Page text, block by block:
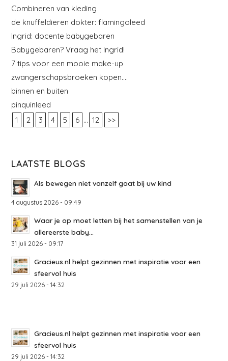
Combineren van kleding
de knuffeldieren dokter: flamingoleed
Ingrid: docente babygebaren
Babygebaren? Vraag het Ingrid!
7 tips voor een mooie make-up
zwangerschapsbroeken kopen….
binnen en buiten
pinquinleed
1
2 3 4 5 6 ... 12 >>
LAATSTE BLOGS
Als bewegen niet vanzelf gaat bij uw kind
4 augustus 2026 - 09:49
Waar je op moet letten bij het samenstellen van je
allereerste baby...
31 juli 2026 - 09:17
Gracieus.nl helpt gezinnen met inspiratie voor een
sfeervol huis
29 juli 2026 - 14:32
Gracieus.nl helpt gezinnen met inspiratie voor een
sfeervol huis
29 juli 2026 - 14:32